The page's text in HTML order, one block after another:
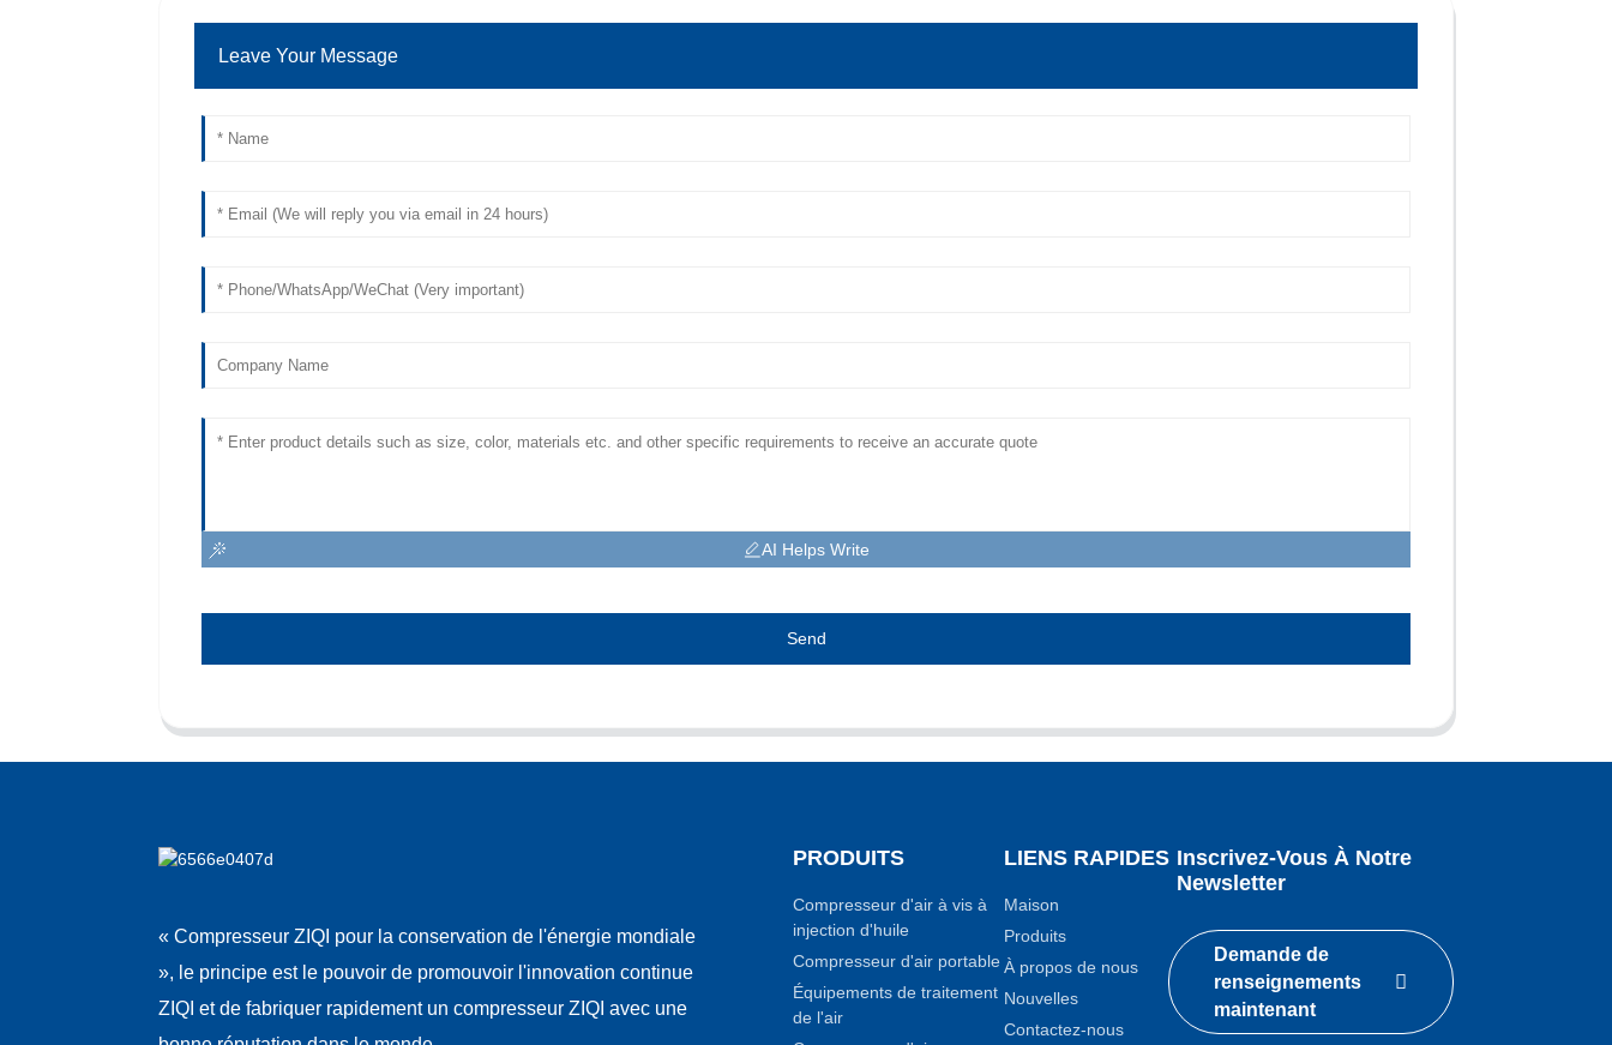
Leave Your Message
AI Helps Write
Send
« Compresseur ZIQI pour la conservation de l'énergie mondiale
», le principe est le pouvoir de promouvoir l'innovation continue
ZIQI et de fabriquer rapidement un compresseur ZIQI avec une
PRODUITS
Compresseur d'air à vis à
injection d'huile
Compresseur d'air portable
Équipements de traitement
de l'air
LIENS RAPIDES
Maison
Produits
À propos de nous
Nouvelles
Contactez-nous
Inscrivez-Vous À Notre
Newsletter
Demande de
renseignements
maintenant